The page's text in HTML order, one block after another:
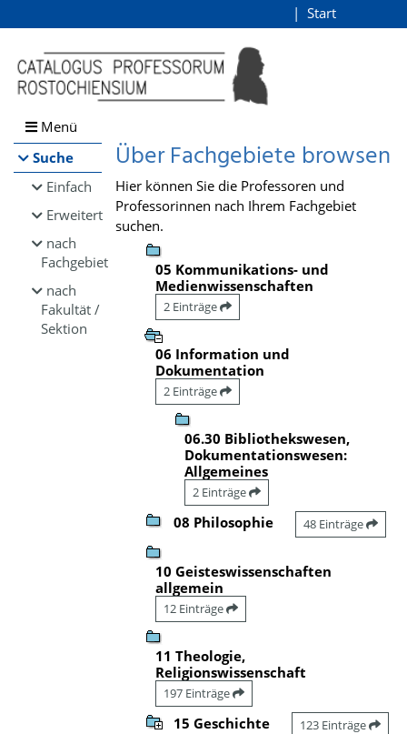
Browsen
direkt zum Inhalt
Start
Menü
Suche
Einfach
Erweitert
nach
Fachgebiet
nach
Fakultät /
Sektion
Über Fachgebiete browsen
Hier können Sie die Professoren und
Professorinnen nach Ihrem Fachgebiet
suchen.
05 Kommunikations- und
Medienwissenschaften
2 Einträge
06 Information und
Dokumentation
2 Einträge
06.30 Bibliothekswesen,
Dokumentationswesen:
Allgemeines
2 Einträge
08 Philosophie 48 Einträge
10 Geisteswissenschaften
allgemein
12 Einträge
11 Theologie,
Religionswissenschaft
197 Einträge
15 Geschichte 123 Einträge